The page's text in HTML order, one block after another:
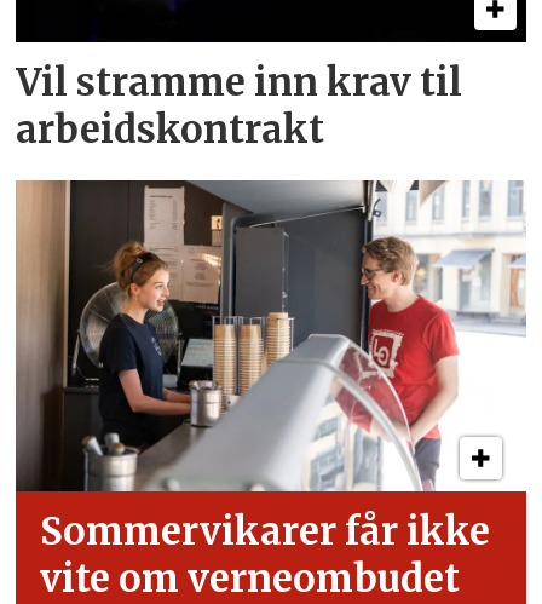
Vil stramme inn krav til
arbeids­kontrakt
Sommervikarer får ikke
vite om verneombudet